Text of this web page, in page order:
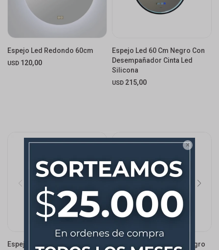

Espejo Led Redondo 60cm
USD 120,00
Espejo Led 60 Cm Negro Con
Desempañador Cinta Led
Silicona
USD 215,00
Espejo Led 70cm De Colgar
Espejo Led 45x80 Oval Negro